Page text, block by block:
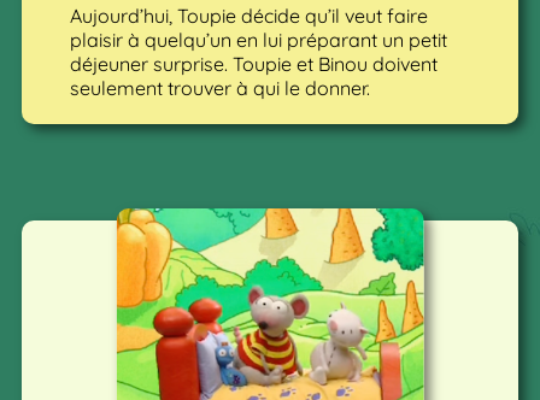
Aujourd’hui, Toupie décide qu’il veut faire
plaisir à quelqu’un en lui préparant un petit
déjeuner surprise. Toupie et Binou doivent
seulement trouver à qui le donner.